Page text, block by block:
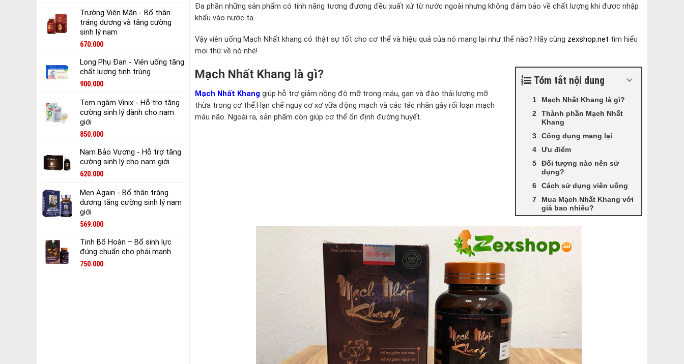
Trường Viên Mãn - Bổ thận
tráng dương và tăng cường
sinh lý nam
670.000
Long Phụ Đan - Viên uống tăng
chất lượng tinh trùng
900.000
Tem ngậm Vinix - Hỗ trợ tăng
cường sinh lý dành cho nam
giới
850.000
Nam Bảo Vương - Hỗ trợ tăng
cường sinh lý cho nam giới
620.000
Men Again - Bổ thận tráng
dương tăng cường sinh lý nam
giới
569.000
Tinh Bổ Hoàn – Bổ sinh lực
đúng chuẩn cho phái mạnh
750.000
Đa phần những sản phẩm có tính năng tương đương đều xuất xứ từ nước ngoài nhưng không đảm bảo về chất lượng khi được nhập
khẩu vào nước ta.
Vậy viên uống Mạch Nhất khang có thật sự tốt cho cơ thể và hiệu quả của nó mang lại như thế nào? Hãy cùng zexshop.net tìm hiểu
mọi thứ về nó nhé!
Tóm tắt nội dung
Mạch Nhất Khang là gì?
Thành phần Mạch Nhất
Khang
Công dụng mang lại
Ưu điểm
Đối tượng nào nên sử
dụng?
Cách sử dụng viên uống
Mua Mạch Nhất Khang với
giá bao nhiêu?
Mạch Nhất Khang là gì?
Mạch Nhất Khang giúp hỗ trợ giảm nồng độ mỡ trong máu, gan và đào thải lượng mỡ
thừa trong cơ thể.Hạn chế nguy cơ xơ vữa động mạch và các tác nhân gây rối loạn mạch
máu não. Ngoài ra, sản phẩm còn giúp cơ thể ổn định đường huyết.